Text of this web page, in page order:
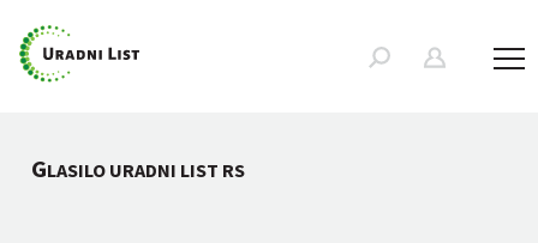
GLASILO URADNI LIST RS